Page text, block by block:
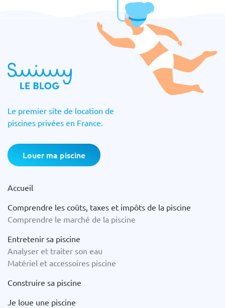
Le premier site de location de
piscines privées en France.
Louer ma piscine
Accueil
Comprendre les coûts, taxes et impôts de la piscine
Comprendre le marché de la piscine
Entretenir sa piscine
Analyser et traiter son eau
Matériel et accessoires piscine
Construire sa piscine
Je loue une piscine